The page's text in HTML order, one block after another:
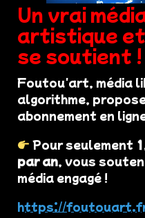
Un vrai
artistique
se soutient !
Foutou'art, média
algorithme,
abonnement en
Pour seulement
par an, vous
média engagé !
https://